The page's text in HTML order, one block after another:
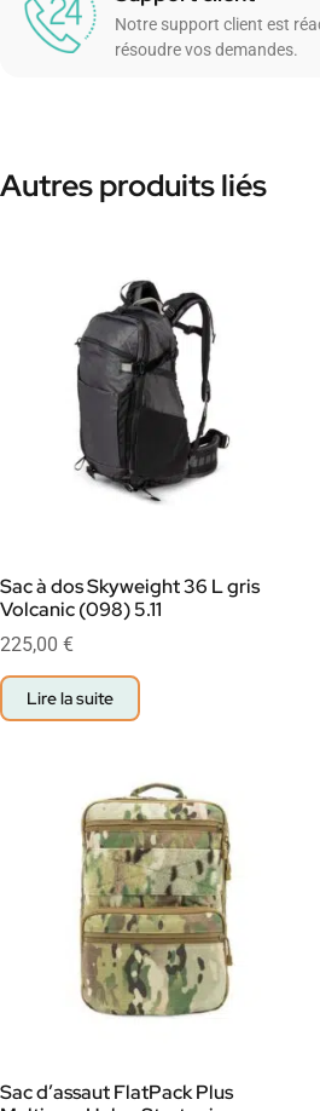
Notre support client est
résoudre vos demandes.
Autres produits liés
Sac à dos Skyweight 36 L gris
Volcanic (098) 5.11
225,00 €
Lire la suite
Sac d’assaut FlatPack Plus